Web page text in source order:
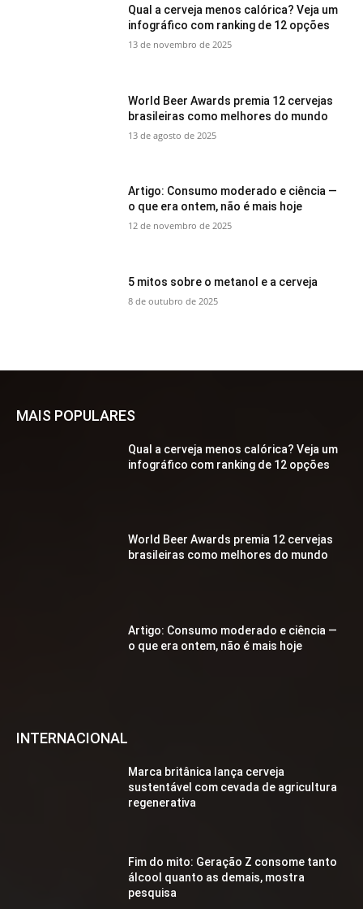
Qual a cerveja menos calórica? Veja um
infográfico com ranking de 12 opções
13 de novembro de 2025
World Beer Awards premia 12 cervejas
brasileiras como melhores do mundo
13 de agosto de 2025
Artigo: Consumo moderado e ciência —
o que era ontem, não é mais hoje
12 de novembro de 2025
5 mitos sobre o metanol e a cerveja
8 de outubro de 2025
MAIS POPULARES
Qual a cerveja menos calórica? Veja um
infográfico com ranking de 12 opções
World Beer Awards premia 12 cervejas
brasileiras como melhores do mundo
Artigo: Consumo moderado e ciência —
o que era ontem, não é mais hoje
INTERNACIONAL
Marca britânica lança cerveja
sustentável com cevada de agricultura
regenerativa
Fim do mito: Geração Z consome tanto
álcool quanto as demais, mostra
pesquisa